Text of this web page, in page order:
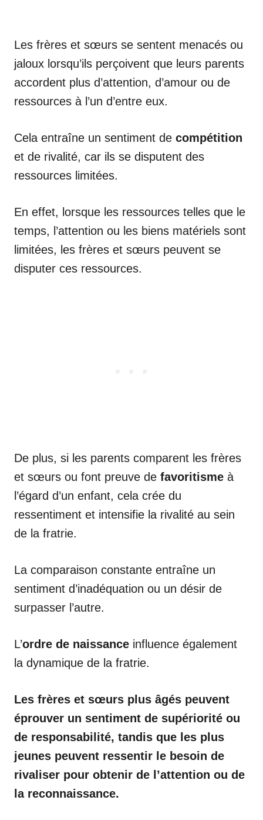
Les frères et sœurs se sentent menacés ou
jaloux lorsqu’ils perçoivent que leurs parents
accordent plus d’attention, d’amour ou de
ressources à l’un d’entre eux.
Cela entraîne un sentiment de compétition
et de rivalité, car ils se disputent des
ressources limitées.
En effet, lorsque les ressources telles que le
temps, l’attention ou les biens matériels sont
limitées, les frères et sœurs peuvent se
disputer ces ressources.
De plus, si les parents comparent les frères
et sœurs ou font preuve de favoritisme à
l’égard d’un enfant, cela crée du
ressentiment et intensifie la rivalité au sein
de la fratrie.
La comparaison constante entraîne un
sentiment d’inadéquation ou un désir de
surpasser l’autre.
L’ordre de naissance influence également
la dynamique de la fratrie.
Les frères et sœurs plus âgés peuvent
éprouver un sentiment de supériorité ou
de responsabilité, tandis que les plus
jeunes peuvent ressentir le besoin de
rivaliser pour obtenir de l’attention ou de
la reconnaissance.